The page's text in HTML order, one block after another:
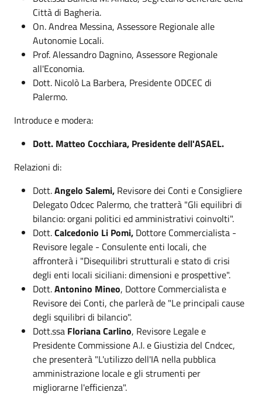
Città di Bagheria.
On. Andrea Messina, Assessore Regionale alle
Autonomie Locali.
Prof. Alessandro Dagnino, Assessore Regionale
all'Economia.
Dott. Nicolò La Barbera, Presidente ODCEC di
Palermo.
Introduce e modera:
Dott. Matteo Cocchiara, Presidente dell'ASAEL.
Relazioni di:
Dott.Angelo Salemi, Revisore dei Conti e Consigliere
Delegato Odcec Palermo, che tratterà "Gli equilibri di
bilancio: organi politici ed amministrativi coinvolti".
Dott.Calcedonio Li Pomi, Dottore Commercialista -
Revisore legale - Consulente enti locali, che
affronterà i "Disequilibri strutturali e stato di crisi
degli enti locali siciliani: dimensioni e prospettive".
Dott.Antonino Mineo, Dottore Commercialista e
Revisore dei Conti, che parlerà de "Le principali cause
degli squilibri di bilancio".
Dott.ssa Floriana Carlino, Revisore Legale e
Presidente Commissione A.I. e Giustizia del Cndcec,
che presenterà "L'utilizzo dell'IA nella pubblica
amministrazione locale e gli strumenti per
migliorarne l'efficienza".